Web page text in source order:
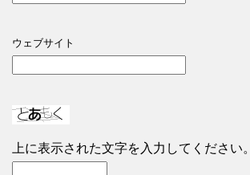
ウェブサイト
上に表示された文字を入力してください。